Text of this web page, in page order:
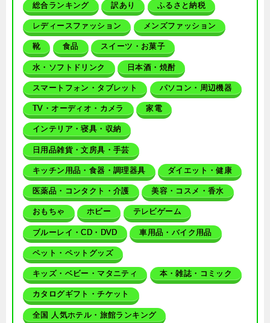
総合ランキング 訳あり ふるさと納税
レディースファッション メンズファッション
靴 食品 スイーツ・お菓子
水・ソフトドリンク 日本酒・焼酎
スマートフォン・タブレット パソコン・周辺機器
TV・オーディオ・カメラ 家電
インテリア・寝具・収納
日用品雑貨・文房具・手芸
キッチン用品・食器・調理器具 ダイエット・健康
医薬品・コンタクト・介護 美容・コスメ・香水
おもちゃ ホビー テレビゲーム
ブルーレイ・CD・DVD 車用品・バイク用品
ペット・ペットグッズ
キッズ・ベビー・マタニティ 本・雑誌・コミック
カタログギフト・チケット
全国 人気ホテル・旅館ランキング